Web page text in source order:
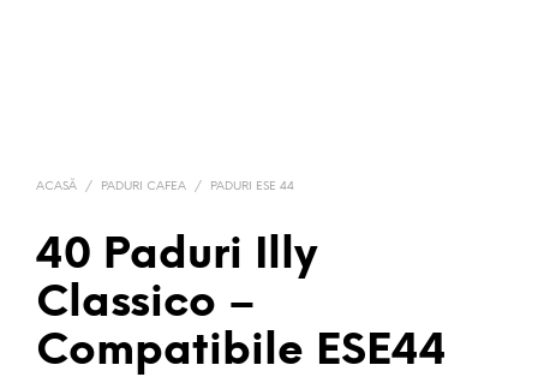
ACASĂ / PADURI CAFEA / PADURI ESE 44
40 Paduri Illy
Classico –
Compatibile ESE44